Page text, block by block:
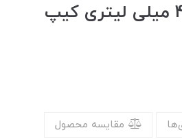
ظرف فریزری 400 میلی لیتری کیپ
مقایسه محصول